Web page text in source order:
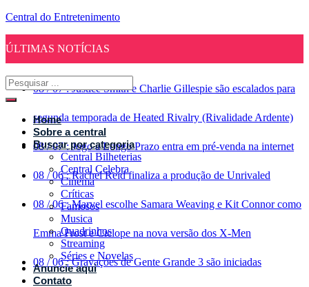
Central do Entretenimento
ÚLTIMAS NOTÍCIAS
08 / 07 : Justice Smith e Charlie Gillespie são escalados para
segunda temporada de Heated Rivalry (Rivalidade Ardente)
08 / 07 : Jogo a Longo Prazo entra em pré-venda na internet
08 / 06 : Rachel Reid finaliza a produção de Unrivaled
08 / 06 : Marvel escolhe Samara Weaving e Kit Connor como
Emma Frost e Ciclope na nova versão dos X-Men
08 / 06 : Gravações de Gente Grande 3 são iniciadas
Home
Sobre a central
Buscar por categoria
Central Bilheterias
Central Celebra
Cinema
Críticas
Famosos
Musica
Quadrinhos
Streaming
Séries e Novelas
Anuncie aqui
Contato